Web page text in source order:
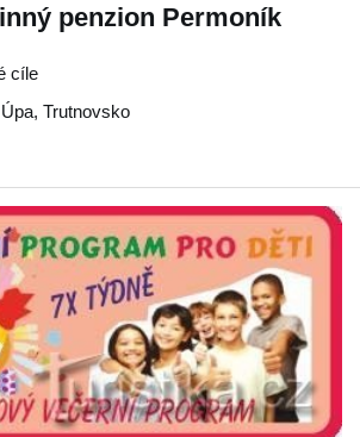
penzion Permoník
cíle
, Trutnovsko